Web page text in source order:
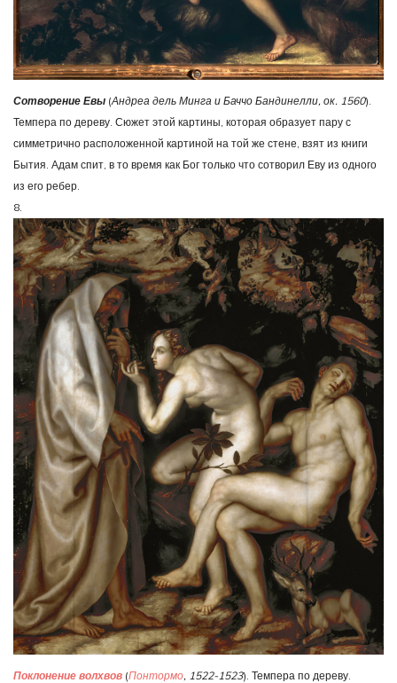
Сотворение Евы (Андреа дель Минга и Баччо Бандинелли, ок. 1560).
Темпера по дереву. Сюжет этой картины, которая образует пару с
симметрично расположенной картиной на той же стене, взят из книги
Бытия. Адам спит, в то время как Бог только что сотворил Еву из одного
из его ребер.
8.
Поклонение волхвов (Понтормо, 1522-1523). Темпера по дереву.